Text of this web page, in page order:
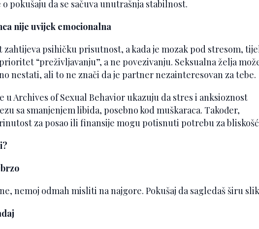
pokušaju da se sačuva unutrašnja stabilnost.
nije uvijek emocionalna
psihičku prisutnost, a kada je mozak pod stresom,
“preživljavanju”, a ne povezivanju. Seksualna želja
nestati, ali to ne znači da je partner nezainteresovan za tebe.
u Archives of Sexual Behavior ukazuju da stres i anksioznost
sa smanjenjem libida, posebno kod muškaraca. Također,
za posao ili finansije mogu potisnuti potrebu za
nemoj odmah misliti na najgore. Pokušaj da sagledaš širu